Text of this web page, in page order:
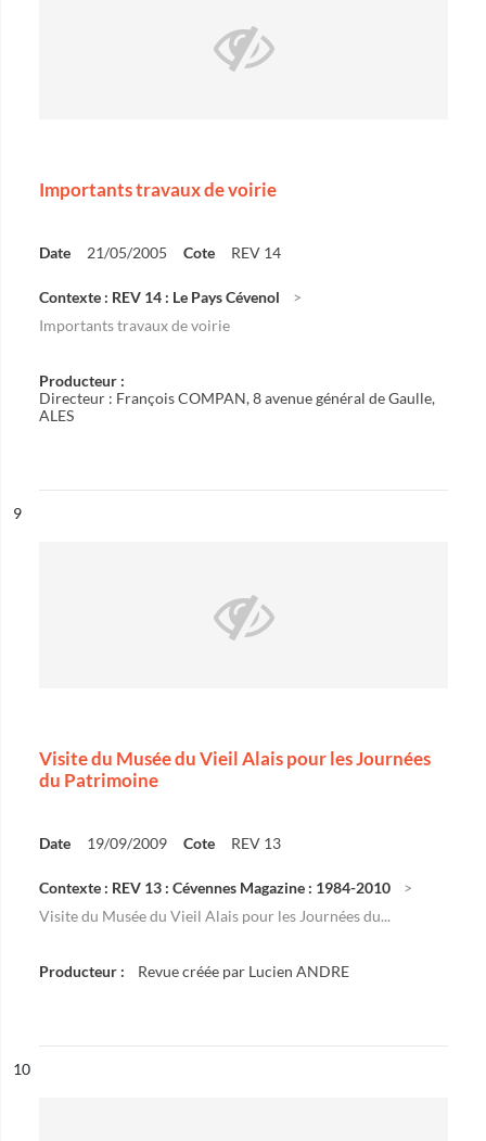
Importants travaux de voirie
Date 21/05/2005 Cote REV 14
Contexte : REV 14 : Le Pays Cévenol
Importants travaux de voirie
Producteur :
Directeur : François COMPAN, 8 avenue général de Gaulle,
ALES
n°
9
Visite du Musée du Vieil Alais pour les Journées
du Patrimoine
Date 19/09/2009 Cote REV 13
Contexte : REV 13 : Cévennes Magazine : 1984-2010
Visite du Musée du Vieil Alais pour les Journées du...
Producteur : Revue créée par Lucien ANDRE
n°
10